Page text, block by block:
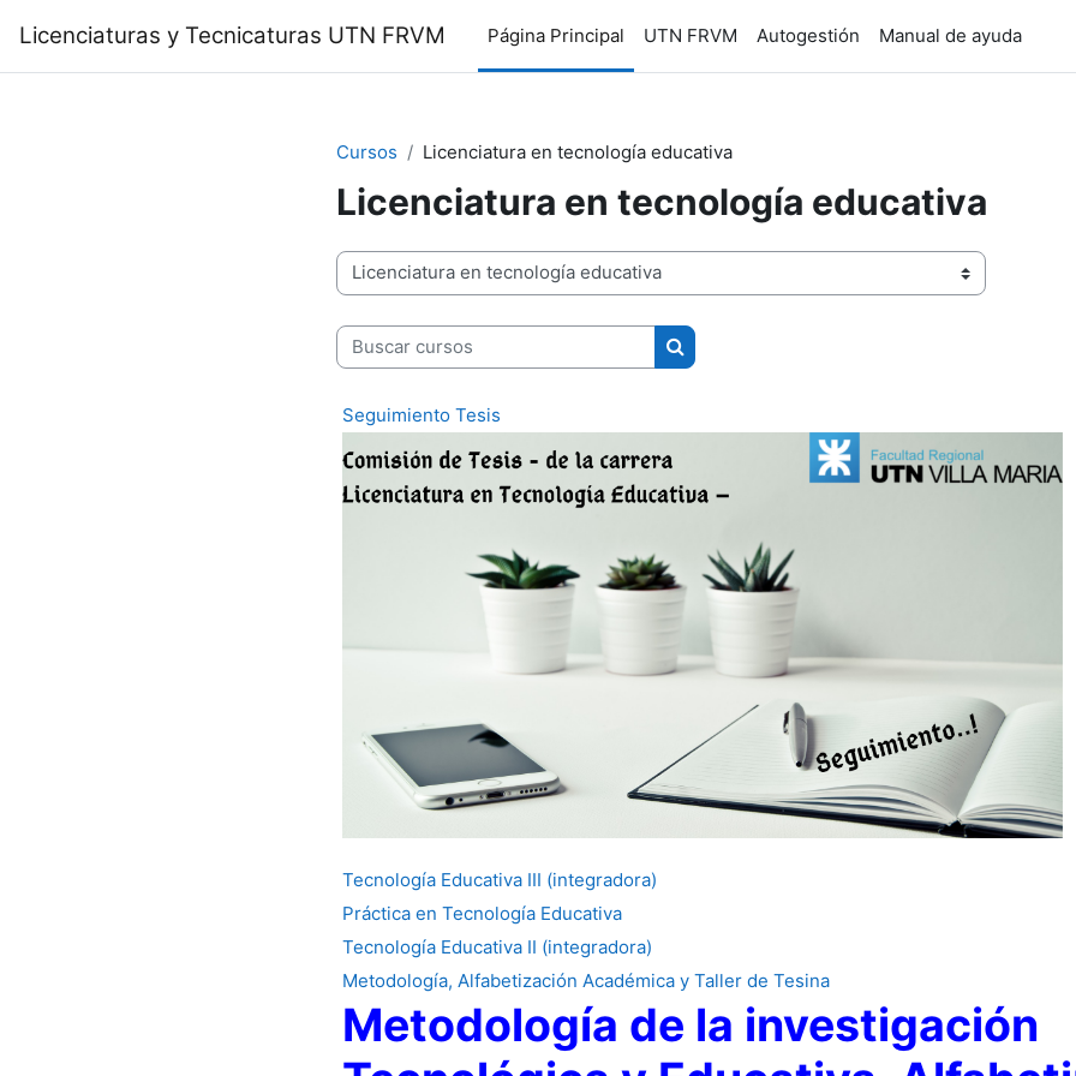
Licenciaturas y Tecnicaturas UTN FRVM Página Principal UTN FRVM Autogestión Manual de ayuda
Cursos Licenciatura en tecnología educativa
Licenciatura en tecnología educativa
Categorías
Buscar cursos
Buscar cursos
Seguimiento Tesis
Tecnología Educativa III (integradora)
Práctica en Tecnología Educativa
Tecnología Educativa II (integradora)
Metodología, Alfabetización Académica y Taller de Tesina
Metodología de la investigación